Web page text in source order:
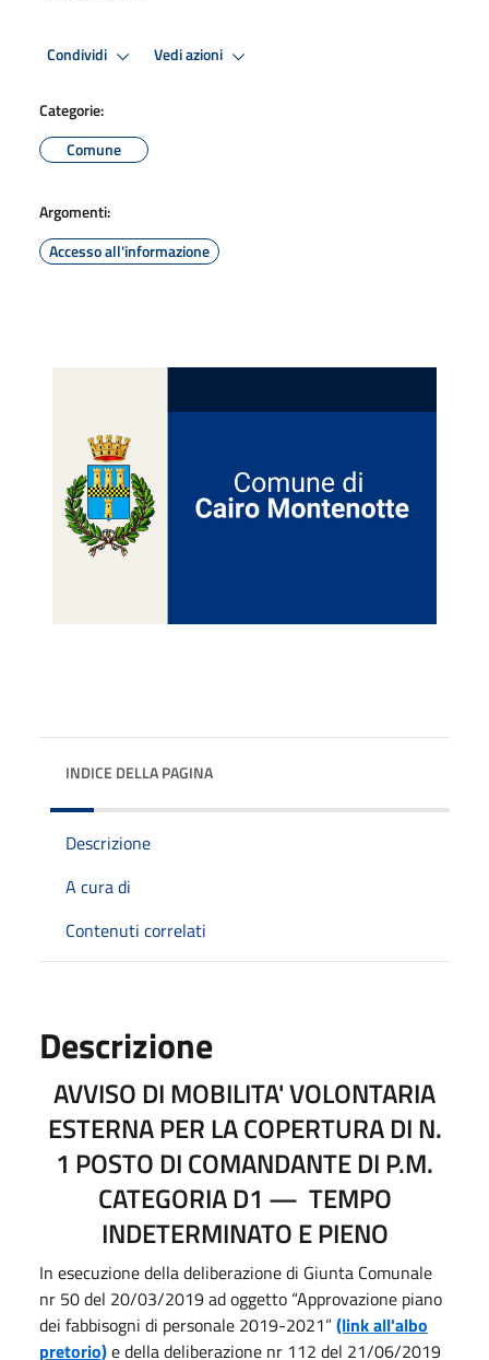
Condividi Vedi azioni
Categorie:
Comune
Argomenti:
Accesso all'informazione
INDICE DELLA PAGINA
Descrizione
A cura di
Contenuti correlati
Descrizione
AVVISO DI MOBILITA' VOLONTARIA
ESTERNA PER LA COPERTURA DI N.
1 POSTO DI COMANDANTE DI P.M.
CATEGORIA D1 — TEMPO
INDETERMINATO E PIENO
In esecuzione della deliberazione di Giunta Comunale
nr 50 del 20/03/2019 ad oggetto “Approvazione piano
dei fabbisogni di personale 2019-2021”(link all'albo
pretorio)e della deliberazione nr 112 del 21/06/2019